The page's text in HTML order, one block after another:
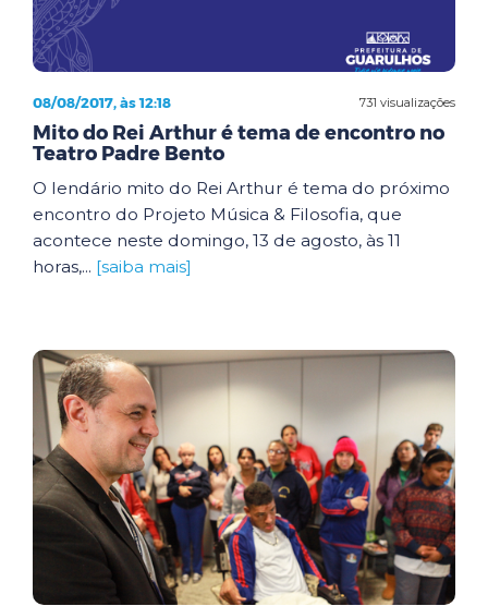
731 visualizações
08/08/2017, às 12:18
Mito do Rei Arthur é tema de encontro no
Teatro Padre Bento
O lendário mito do Rei Arthur é tema do próximo
encontro do Projeto Música & Filosofia, que
acontece neste domingo, 13 de agosto, às 11
horas,... [saiba mais]